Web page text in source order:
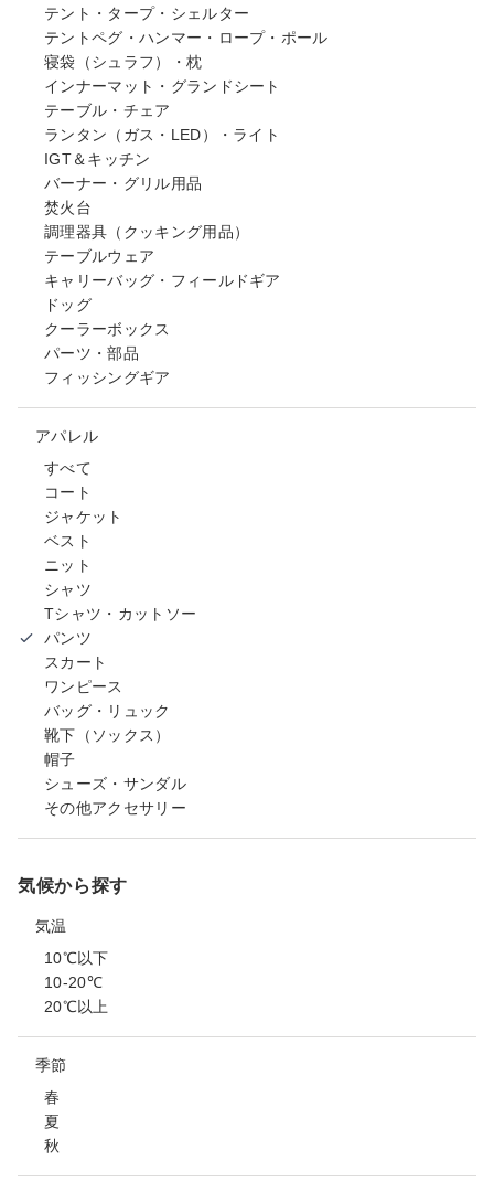
テント・タープ・シェルター
テントペグ・ハンマー・ロープ・ポール
寝袋（シュラフ）・枕
インナーマット・グランドシート
テーブル・チェア
ランタン（ガス・LED）・ライト
IGT＆キッチン
バーナー・グリル用品
焚火台
調理器具（クッキング用品）
テーブルウェア
キャリーバッグ・フィールドギア
ドッグ
クーラーボックス
パーツ・部品
フィッシングギア
アパレル
すべて
コート
ジャケット
ベスト
ニット
シャツ
Tシャツ・カットソー
パンツ
スカート
ワンピース
バッグ・リュック
靴下（ソックス）
帽子
シューズ・サンダル
その他アクセサリー
気候から探す
気温
10℃以下
10-20℃
20℃以上
季節
春
夏
秋